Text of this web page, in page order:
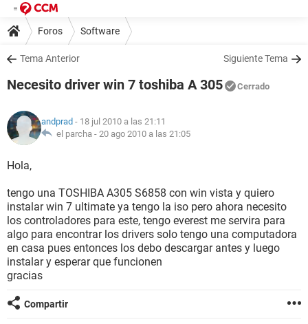
Foros Software
Tema Anterior Siguiente Tema
Necesito driver win 7 toshiba A 305 Cerrado
andprad - 18 jul 2010 a las 21:11
el parcha - 20 ago 2010 a las 21:05
Hola,
tengo una TOSHIBA A305 S6858 con win vista y quiero
instalar win 7 ultimate ya tengo la iso pero ahora necesito
los controladores para este, tengo everest me servira para
algo para encontrar los drivers solo tengo una computadora
en casa pues entonces los debo descargar antes y luego
instalar y esperar que funcionen
gracias
Compartir